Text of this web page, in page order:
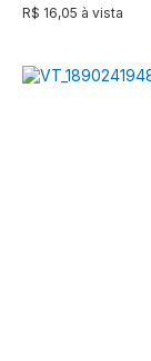
R$ 16,05 à vista